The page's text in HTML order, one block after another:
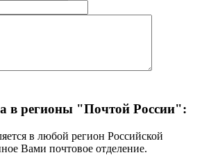
в регионы "Почтой России":
в любой регион Российской
Вами почтовое отделение.